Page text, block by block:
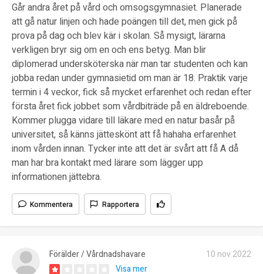
Går andra året på vård och omsogsgymnasiet. Planerade
att gå natur linjen och hade poängen till det, men gick på
prova på dag och blev kär i skolan. Så mysigt, lärarna
verkligen bryr sig om en och ens betyg. Man blir
diplomerad undersköterska när man tar studenten och kan
jobba redan under gymnasietid om man är 18. Praktik varje
termin i 4 veckor, fick så mycket erfarenhet och redan efter
första året fick jobbet som vårdbiträde på en äldreboende.
Kommer plugga vidare till läkare med en natur basår på
universitet, så känns jätteskönt att få hahaha erfarenhet
inom vården innan. Tycker inte att det är svårt att få A då
man har bra kontakt med lärare som lägger upp
informationen jättebra.
Kommentera Rapportera
Förälder / Vårdnadshavare
10 nov 2022
Visa mer